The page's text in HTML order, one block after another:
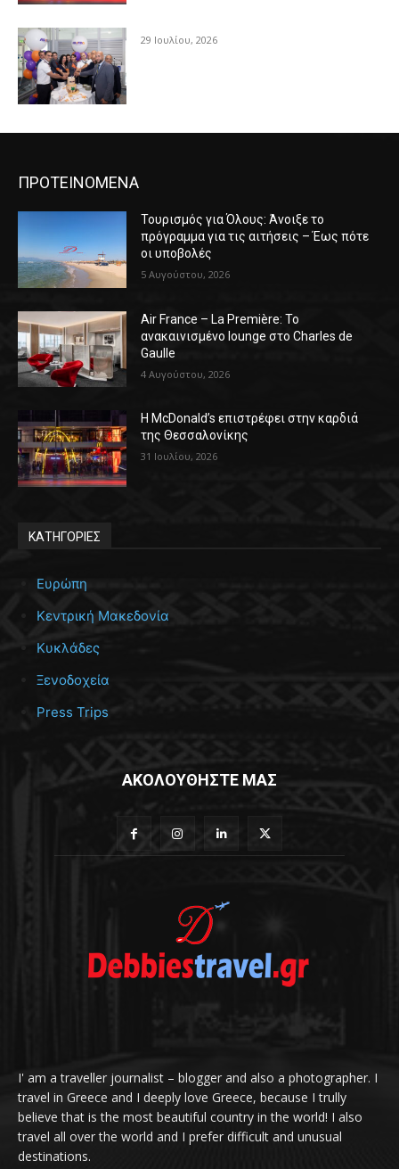
29 Ιουλίου, 2026
ΠΡΟΤΕΙΝΟΜΕΝΑ
Τουρισμός για Όλους: Άνοιξε το
πρόγραμμα για τις αιτήσεις – Έως πότε
οι υποβολές
5 Αυγούστου, 2026
Air France – La Première: Το
ανακαινισμένο lounge στο Charles de
Gaulle
4 Αυγούστου, 2026
Η McDonald’s επιστρέφει στην καρδιά
της Θεσσαλονίκης
31 Ιουλίου, 2026
ΚΑΤΗΓΟΡΙΕΣ
Ευρώπη
Κεντρική Μακεδονία
Κυκλάδες
Ξενοδοχεία
Press Trips
ΑΚΟΛΟΥΘΗΣΤΕ ΜΑΣ
I' am a traveller journalist – blogger and also a photographer. I
travel in Greece and I deeply love Greece, because I trully
believe that is the most beautiful country in the world! I also
travel all over the world and I prefer difficult and unusual
destinations.